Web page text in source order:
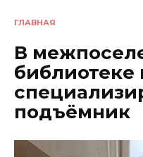
ГЛАВНАЯ
В
библиотеке
подъёмник